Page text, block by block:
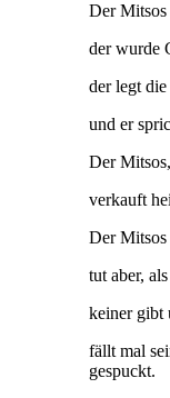
Der Mitsos
der wurde
der legt
und er
Der
verkauft
Der
tut aber,
keiner gibt
fällt mal
gespuckt.